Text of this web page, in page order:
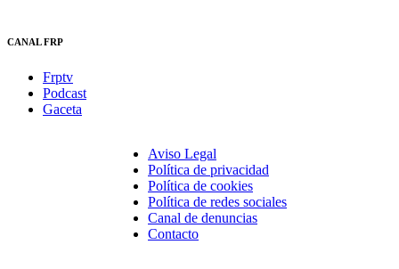
CANAL FRP
Frptv
Podcast
Gaceta
Aviso Legal
Política de privacidad
Política de cookies
Política de redes sociales
Canal de denuncias
Contacto